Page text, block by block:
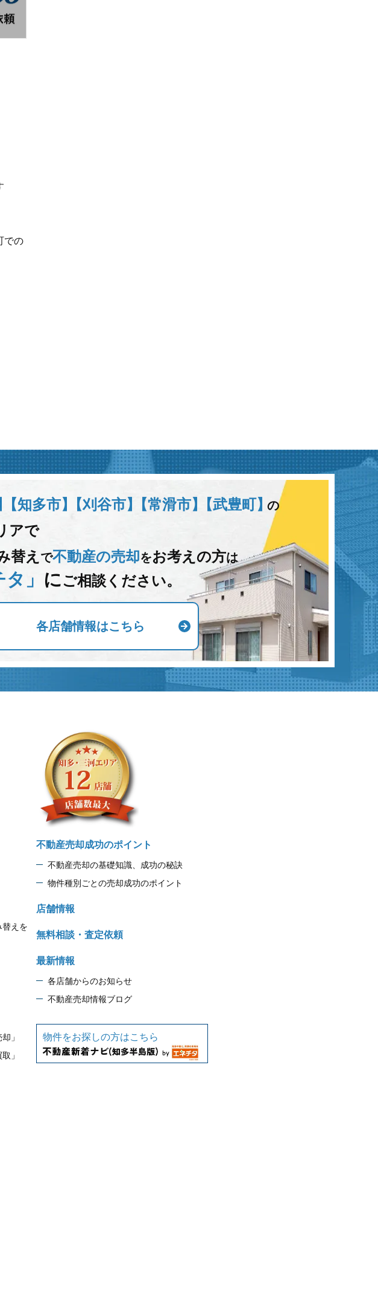
での
【知多市】 【刈谷市】 【常滑市】 【武豊町】の
アで
替え で不動産の売却をお考えの方は
」 にご相談ください。
各店舗情報はこちら
替えを
」
」
不動産売却成功のポイント
不動産売却の基礎知識、成功の秘訣
物件種別ごとの売却成功のポイント
店舗情報
無料相談・査定依頼
最新情報
各店舗からのお知らせ
不動産売却情報ブログ
物件をお探しの方はこちら